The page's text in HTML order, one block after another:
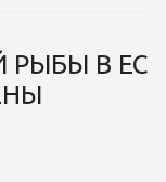
РЫБЫ В ЕС